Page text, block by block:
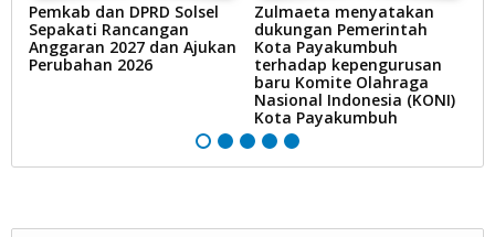
Pemkab dan DPRD Solsel
Sepakati Rancangan
Anggaran 2027 dan Ajukan
Perubahan 2026
Zulmaeta menyatakan
dukungan Pemerintah
Kota Payakumbuh
terhadap kepengurusan
baru Komite Olahraga
Nasional Indonesia (KONI)
Kota Payakumbuh